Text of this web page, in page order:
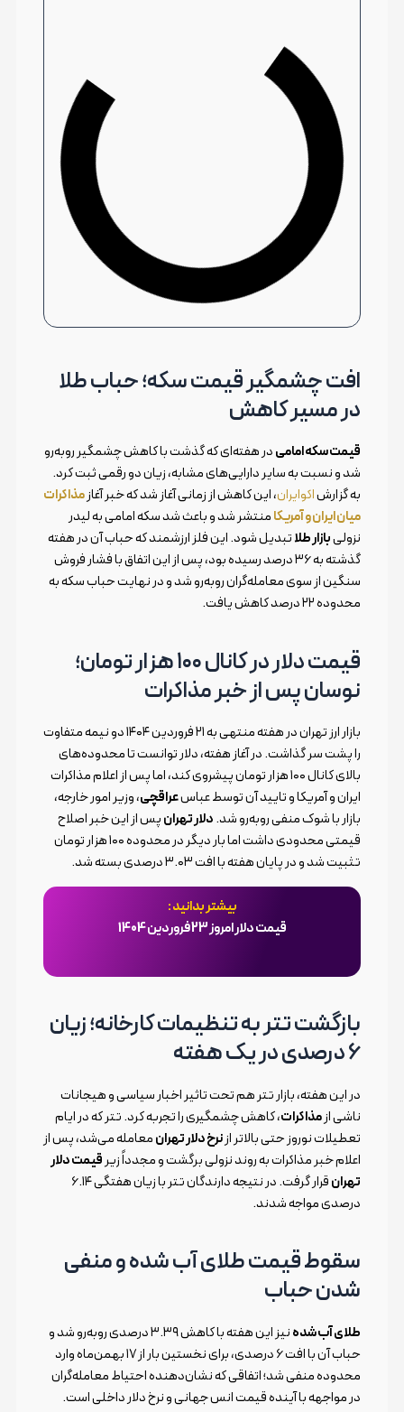
افت چشمگیر قیمت سکه؛ حباب طلا
در مسیر کاهش
قیمت سکه امامیدر هفته‌ای که گذشت با کاهش چشمگیر روبه‌رو
شد و نسبت به سایر دارایی‌های مشابه، زیان دو رقمی ثبت کرد.
به گزارشاکوایران، این کاهش از زمانی آغاز شد که خبر آغازمذاکرات
میان ایران و آمریکامنتشر شد و باعث شد سکه امامی به لیدر
نزولیبازار طلاتبدیل شود. این فلز ارزشمند که حباب آن در هفته
گذشته به ۳۶ درصد رسیده بود، پس از این اتفاق با فشار فروش
سنگین از سوی معامله‌گران روبه‌رو شد و در نهایت حباب سکه به
محدوده ۲۲ درصد کاهش یافت.
قیمت دلار در کانال ۱۰۰ هزار تومان؛
نوسان پس از خبر مذاکرات
بازار ارز تهران در هفته منتهی به ۲۱ فروردین ۱۴۰۴ دو نیمه متفاوت
را پشت سر گذاشت. در آغاز هفته، دلار توانست تا محدوده‌های
بالای کانال ۱۰۰ هزار تومان پیشروی کند، اما پس از اعلام مذاکرات
ایران و آمریکا و تایید آن توسط عباسعراقچی، وزیر امور خارجه،
بازار با شوک منفی روبه‌رو شد.دلار تهرانپس از این خبر اصلاح
قیمتی محدودی داشت اما بار دیگر در محدوده ۱۰۰ هزار تومان
تثبیت شد و در پایان هفته با افت ۳.۰۳ درصدی بسته شد.
بیشتر بدانید :
قیمت دلار امروز 23 فروردین 1404
بازگشت تتر به تنظیمات کارخانه؛ زیان
۶ درصدی در یک هفته
در این هفته، بازار تتر هم تحت تاثیر اخبار سیاسی و هیجانات
ناشی ازمذاکرات، کاهش چشمگیری را تجربه کرد. تتر که در ایام
تعطیلات نوروز حتی بالاتر ازنرخ دلار تهرانمعامله می‌شد، پس از
اعلام خبر مذاکرات به روند نزولی برگشت و مجدداً زیر قیمت دلار
تهران
قرار گرفت. در نتیجه دارندگان تتر با زیان هفتگی ۶.۱۴
درصدی مواجه شدند.
سقوط قیمت طلای آب شده و منفی
شدن حباب
طلای آب شده
نیز این هفته با کاهش ۳.۳۹ درصدی روبه‌رو شد و
حباب آن با افت ۶ درصدی، برای نخستین بار از ۱۷ بهمن‌ماه وارد
محدوده منفی شد؛ اتفاقی که نشان‌دهنده احتیاط معامله‌گران
در مواجهه با آینده قیمت انس جهانی و نرخ دلار داخلی است.